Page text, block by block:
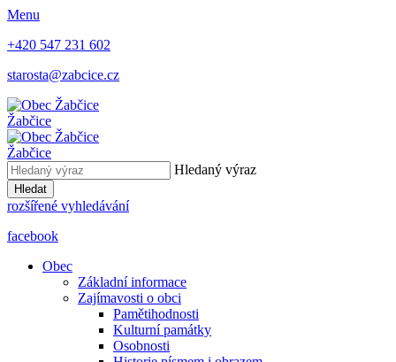
Menu
+420 547 231 602
starosta@zabcice.cz
Žabčice
Žabčice
Hledaný výraz
Hledat
rozšířené vyhledávání
facebook
Obec
Základní informace
Zajímavosti o obci
Pamětihodnosti
Kulturní památky
Osobnosti